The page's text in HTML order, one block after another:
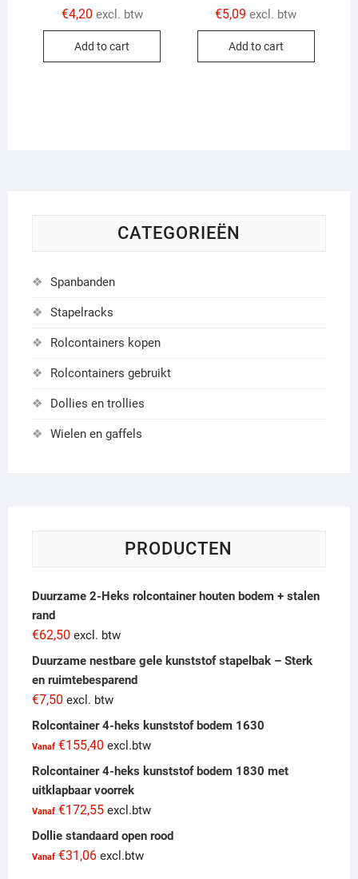
€4,20 excl. btw
Add to cart
€5,09 excl. btw
Add to cart
CATEGORIEËN
Spanbanden
Stapelracks
Rolcontainers kopen
Rolcontainers gebruikt
Dollies en trollies
Wielen en gaffels
PRODUCTEN
Duurzame 2-Heks rolcontainer houten bodem + stalen
rand
€62,50 excl. btw
Duurzame nestbare gele kunststof stapelbak – Sterk
en ruimtebesparend
€7,50 excl. btw
Rolcontainer 4-heks kunststof bodem 1630
Vanaf €155,40 excl.btw
Rolcontainer 4-heks kunststof bodem 1830 met
uitklapbaar voorrek
Vanaf €172,55excl.btw
Dollie standaard open rood
Vanaf €31,06excl.btw